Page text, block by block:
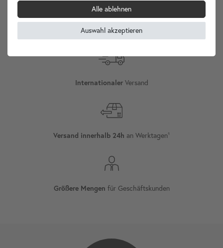
wohnfreuden.de -
Ihr Spezialist für Waschbecken Unikate!
InternationalerVersand
Versand innerhalb 24h an Werktagen¹
Größere Mengen für Geschäftskunden
Alle ablehnen
Auswahl akzeptieren